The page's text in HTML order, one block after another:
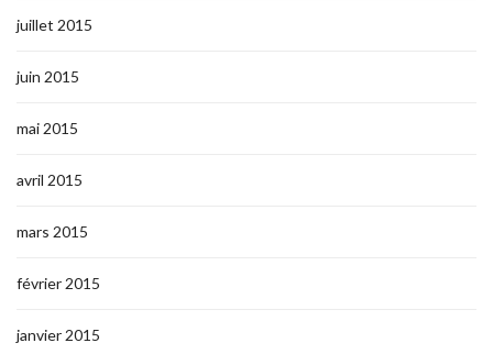
juillet 2015
juin 2015
mai 2015
avril 2015
mars 2015
février 2015
janvier 2015